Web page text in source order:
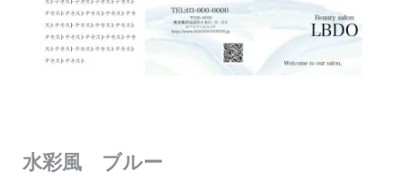
水彩風 ブルー